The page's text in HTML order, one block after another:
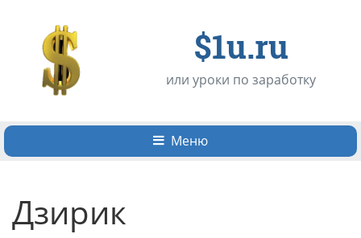
$1u.ru
или уроки по заработку
Меню
Дзирик